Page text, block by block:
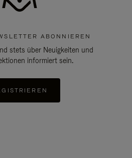
ABONNIEREN
stets über Neuigkeiten und
informiert sein.